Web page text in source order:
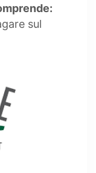
sul